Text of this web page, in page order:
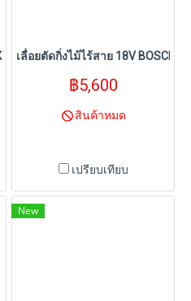
1,500W BOSCH รุ่น GSH11E
เลื่อยตัดกิ่งไม้ไร้สาย 18V BOSCH
฿5,600
สินค้าหมด
เปรียบเทียบ
New